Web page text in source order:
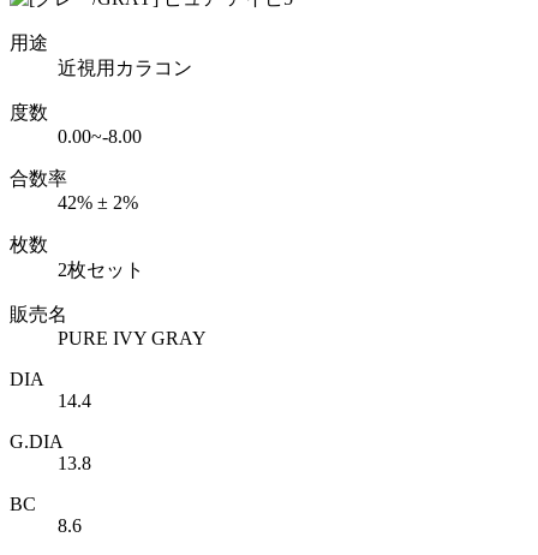
用途
近視用カラコン
度数
0.00~-8.00
合数率
42% ± 2%
枚数
2枚セット
販売名
PURE IVY GRAY
DIA
14.4
G.DIA
13.8
BC
8.6